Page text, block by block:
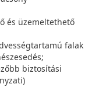
és üzemeltethető
falak
biztosítási